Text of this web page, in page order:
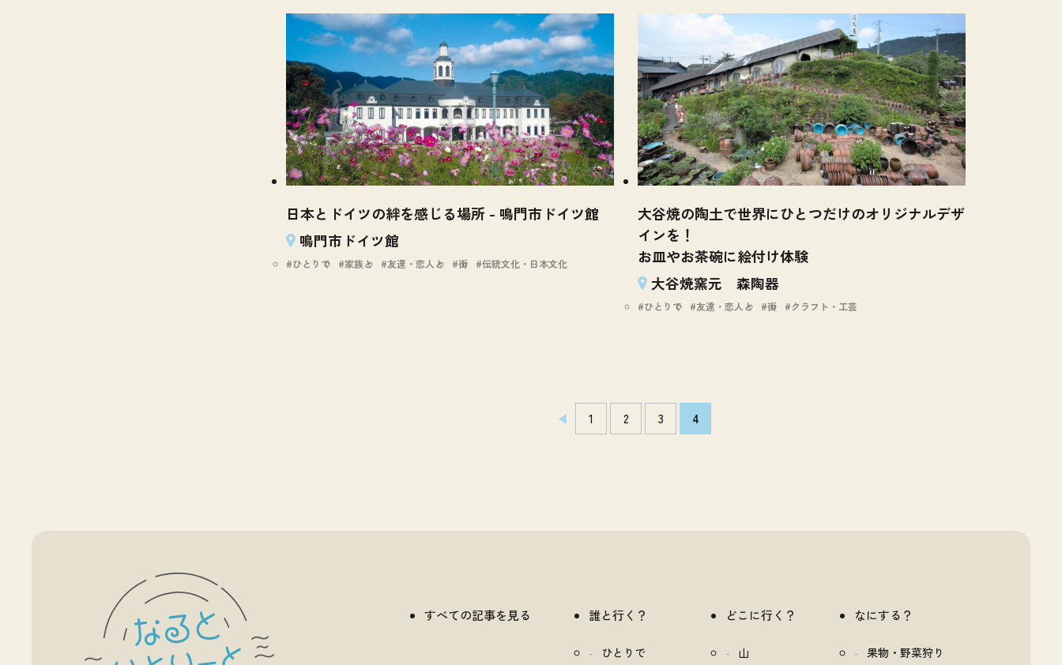
日本とドイツの絆を感じる場所 - 鳴門市ドイツ館
鳴門市ドイツ館
ひとりで 家族と 友達・恋人と 街 伝統文化・日本文化
大谷焼の陶土で世界にひとつだけのオリジナルデザ
インを！
お皿やお茶碗に絵付け体験
大谷焼窯元 森陶器
ひとりで 友達・恋人と 街 クラフト・工芸
1 2 3 4
すべての記事を見る 誰と行く？
ひとりで
どこに行く？
山
なにする？
果物・野菜狩り